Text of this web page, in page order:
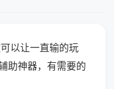
以让一直输的玩
助神器，有需要的